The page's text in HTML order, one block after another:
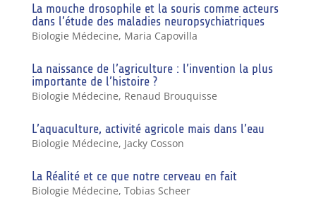
La mouche drosophile et la souris comme acteurs
dans l’étude des maladies neuropsychiatriques
Biologie Médecine, Maria Capovilla
La naissance de l’agriculture : l’invention la plus
importante de l’histoire ?
Biologie Médecine, Renaud Brouquisse
L’aquaculture, activité agricole mais dans l’eau
Biologie Médecine, Jacky Cosson
La Réalité et ce que notre cerveau en fait
Biologie Médecine, Tobias Scheer